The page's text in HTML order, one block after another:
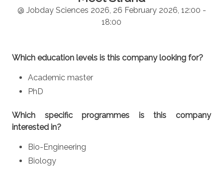
@ Jobday Sciences 2026, 26 February 2026, 12:00 -
18:00
Which education levels is this company looking for?
Academic master
PhD
Which specific programmes is this company
interested in?
Bio-Engineering
Biology